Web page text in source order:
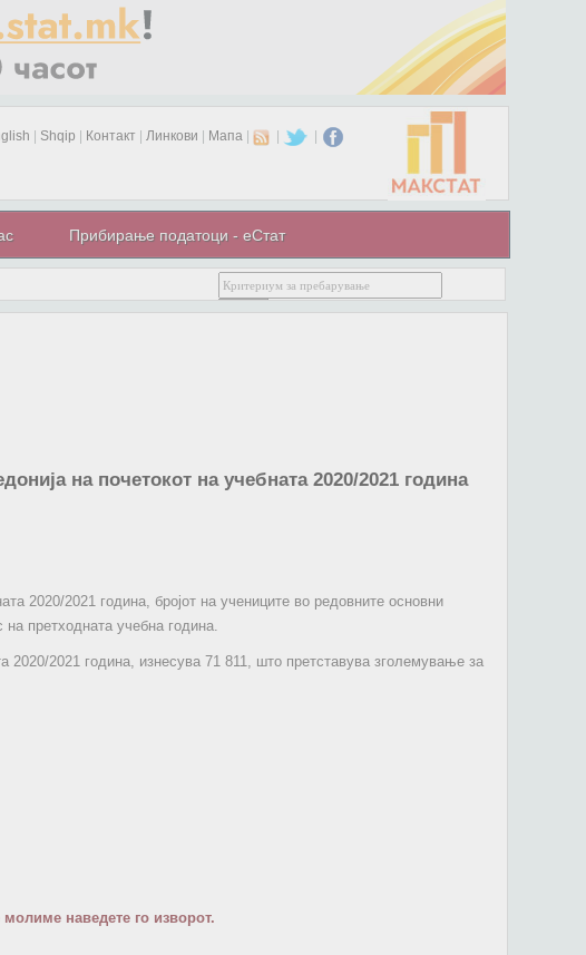
Shqip Контакт Линкови Мапа| | |
Прибирање податоци - еСтат
на почетокот на учебната 2020/2021 година
2020/2021 година, бројот на учениците во редовните основни
претходната учебна година.
2020/2021 година, изнесува 71 811, што претставува зголемување за
наведете го изворот.